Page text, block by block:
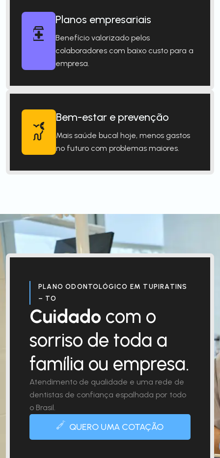
Planos empresariais
Benefício valorizado pelos
colaboradores com baixo custo para a
empresa.
Bem-estar e prevenção
Mais saúde bucal hoje, menos gastos
no futuro com problemas maiores.
PLANO ODONTOLÓGICO EM TUPIRATINS
– TO
Cuidado com o
sorriso de toda a
família ou empresa.
Atendimento de qualidade e uma rede de
dentistas de confiança espalhada por todo
o Brasil.
QUERO UMA COTAÇÃO